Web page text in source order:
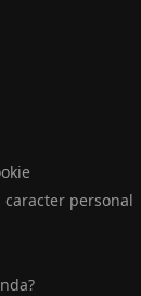
personal